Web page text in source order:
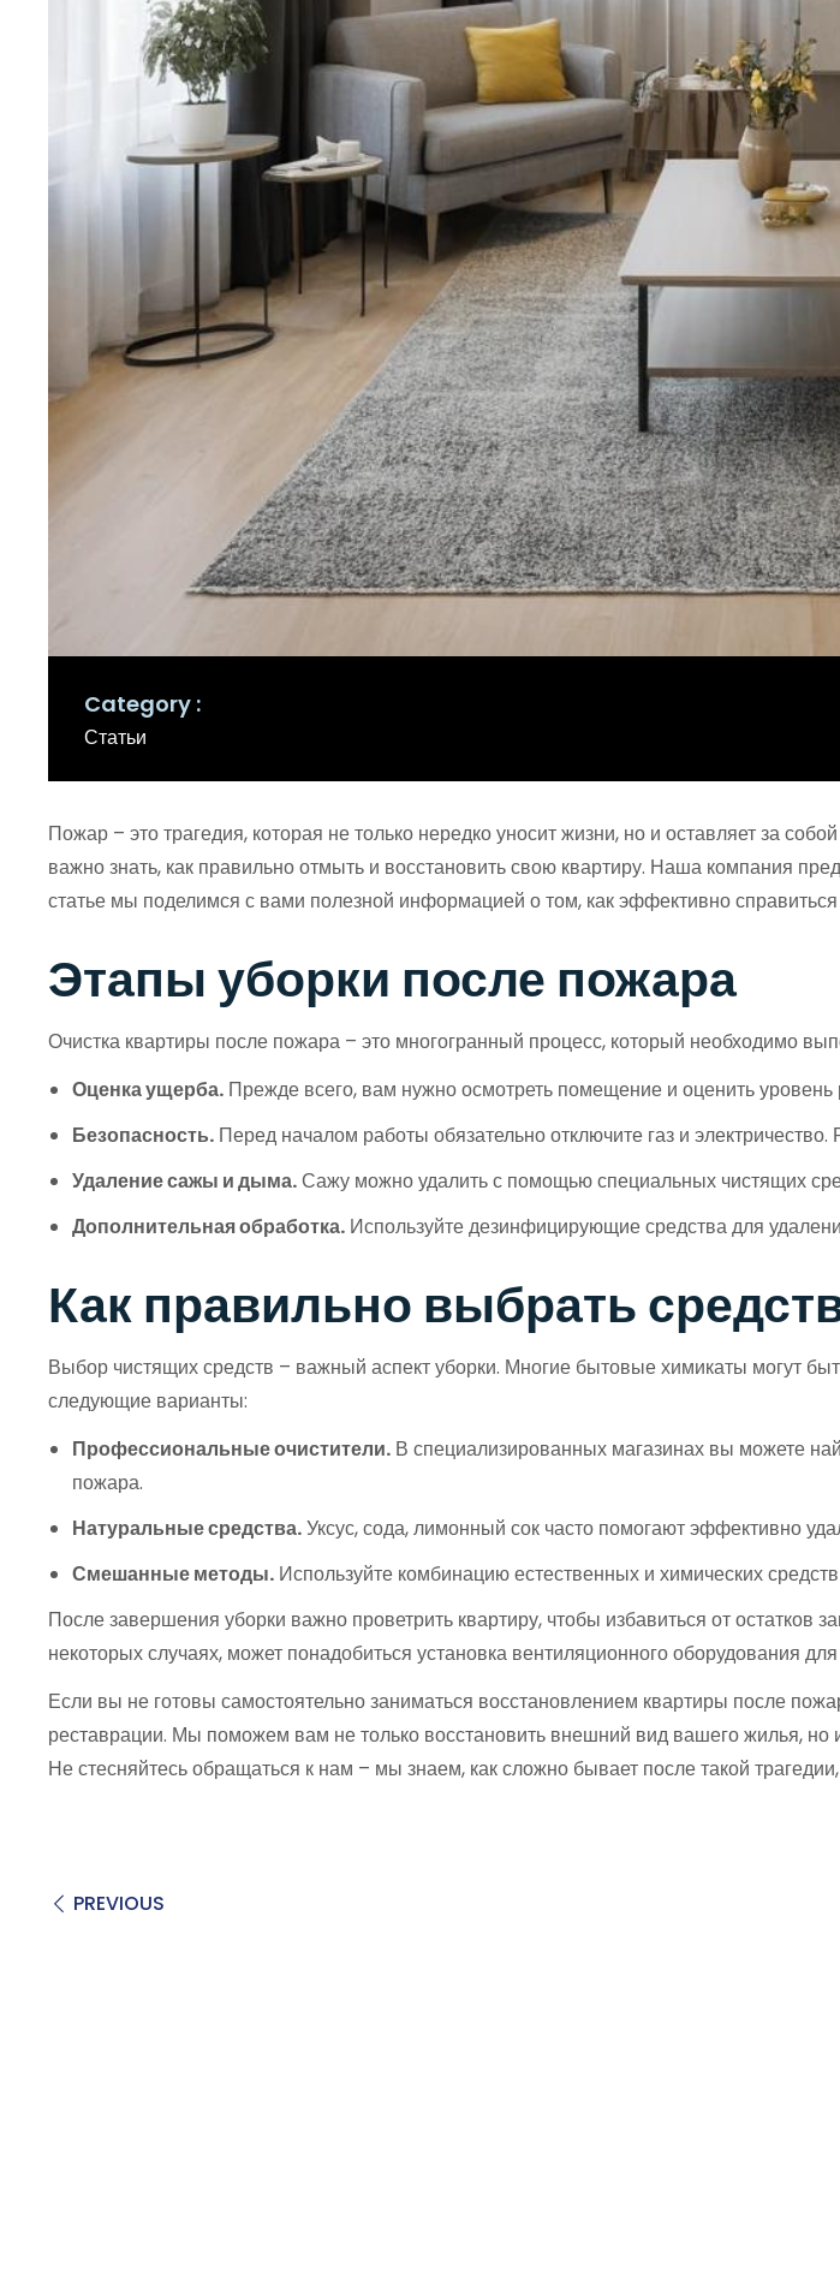
Category
Статьи
Пожар – это трагедия, которая не только нередко уносит жизни, но и оставляет за
важно знать, как правильно отмыть и восстановить свою квартиру. Наша компания
статье мы поделимся с вами полезной информацией о том, как эффективно
Этапы уборки после пожара
Очистка квартиры после пожара – это многогранный процесс, который необходимо
Оценка ущерба. Прежде всего, вам нужно осмотреть помещение и оценить
Безопасность. Перед началом работы обязательно отключите газ и
Удаление сажы и дыма.Сажу можно удалить с помощью специальных чистящих
Дополнительная обработка. Используйте дезинфицирующие средства для
Как правильно выбрать
Выбор чистящих средств – важный аспект уборки. Многие бытовые химикаты могут
следующие варианты:
Профессиональные очистители. В специализированных магазинах вы можете
пожара.
Натуральные средства.Уксус, сода, лимонный сок часто помогают эффективно
Смешанные методы. Используйте комбинацию естественных и химических
После завершения уборки важно проветрить квартиру, чтобы избавиться от остатков
некоторых случаях, может понадобиться установка вентиляционного оборудования
Если вы не готовы самостоятельно заниматься восстановлением квартиры после
реставрации. Мы поможем вам не только восстановить внешний вид вашего жилья,
Не стесняйтесь обращаться к нам – мы знаем, как сложно бывает после такой
PREVIOUS